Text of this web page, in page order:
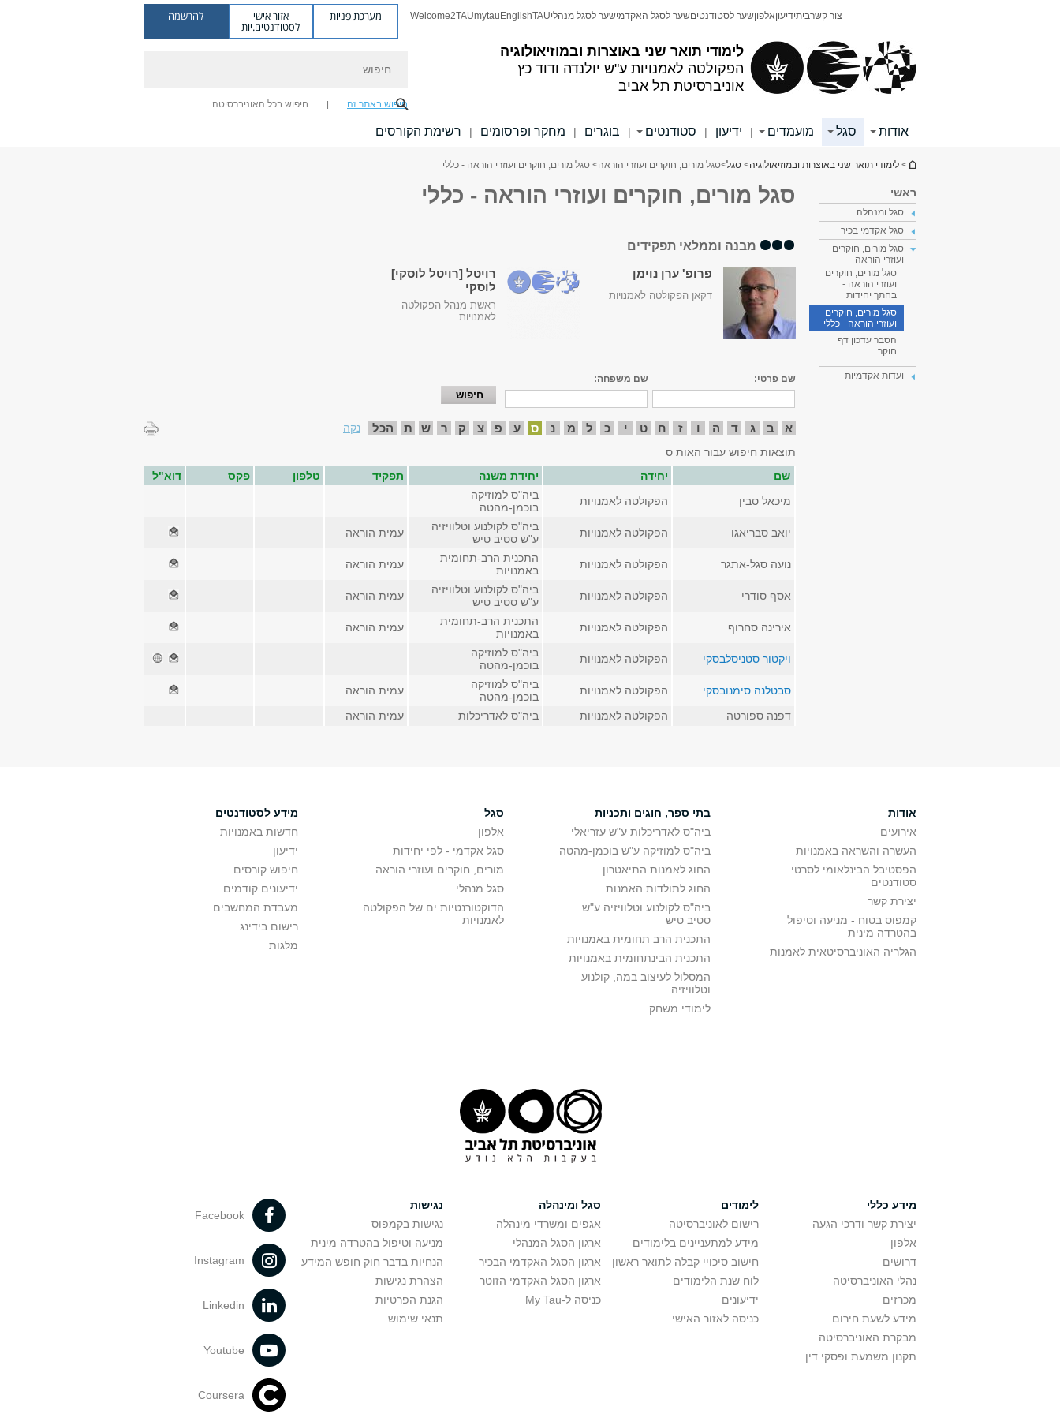
לימודי תואר שני באוצרות ובמוזיאולוגיה
הפקולטה לאמנויות ע"ש יולנדה ודוד כץ
אוניברסיטת תל אביב
צור קשרביתידיעוןאלפוןשער לסטודנטיםשער לסגל האקדמישער לסגל מנהליTAU
English
mytau
Welcome2TAU מערכת פניות אזור אישי
לסטודנטים.יות
להרשמה
חיפוש באתר זה חיפוש בכל האוניברסיטה
אודות סגל מועמדים | ידיעון | סטודנטים | בוגרים | מחקר ופרסומים | רשימת הקורסים
הינך נמצא כאן
> לימודי תואר שני באוצרות ובמוזיאולוגיה> סגל>סגל מורים, חוקרים ועוזרי הוראה> סגל מורים, חוקרים ועוזרי הוראה - כללי
ראשי
סגל ומנהלה
סגל אקדמי בכיר
סגל מורים, חוקרים
ועוזרי הוראה
סגל מורים, חוקרים
ועוזרי הוראה -
בחתך יחידות
סגל מורים, חוקרים
ועוזרי הוראה - כללי
הסבר עדכון דף
חוקר
ועדות אקדמיות
סגל מורים, חוקרים ועוזרי הוראה - כללי
מבנה וממלאי תפקידים
פרופ' ערן נוימן
דקאן הפקולטה לאמנויות
רויטל [רויטל לוסקי]
לוסקי
ראשת מנהל הפקולטה
לאמנויות
שם פרטי: שם משפחה:
א ב ג ד ה ו ז ח ט י כ ל מ נ ס ע פ צ ק ר ש ת הכל
נקה
תוצאות חיפוש עבור האות ס
שם
יחידה יחידת משנה תפקיד טלפון פקס
דוא"ל
מיכאל סבין
הפקולטה לאמנויות
ביה"ס למוזיקה
בוכמן-מהטה
יואב סבריאגו
הפקולטה לאמנויות
ביה"ס לקולנוע וטלוויזיה
ע"ש סטיב טיש
עמית הוראה
נועה סגל-אתגר הפקולטה לאמנויות
התכנית הרב-תחומית
באמנויות
עמית הוראה
אסף סודרי הפקולטה לאמנויות
ביה"ס לקולנוע וטלוויזיה
ע"ש סטיב טיש
עמית הוראה
אירינה סחרוף הפקולטה לאמנויות
התכנית הרב-תחומית
באמנויות
עמית הוראה
ויקטור סטניסלבסקי הפקולטה לאמנויות
ביה"ס למוזיקה
בוכמן-מהטה
סבטלנה סימנובסקי
הפקולטה לאמנויות
ביה"ס למוזיקה
בוכמן-מהטה
עמית הוראה
דפנה ספורטה
הפקולטה לאמנויות ביה"ס לאדריכלות עמית הוראה
אודות
אירועים
העשרה והשראה באמנויות
הפסטיבל הבינלאומי לסרטי
סטודנטים
יצירת קשר
קמפוס בטוח - מניעה וטיפול
בהטרדה מינית
הגלריה האוניברסיטאית לאמנות
בתי ספר, חוגים ותכניות
ביה"ס לאדריכלות ע"ש עזריאלי
ביה"ס למוזיקה ע"ש בוכמן-מהטה
החוג לאמנות התיאטרון
החוג לתולדות האמנות
ביה"ס לקולנוע וטלוויזיה ע"ש
סטיב טיש
התכנית הרב תחומית באמנויות
התכנית הבינתחומית באמנויות
המסלול לעיצוב במה, קולנוע
וטלוויזיה
לימודי משחק
סגל
אלפון
סגל אקדמי - לפי יחידות
מורים, חוקרים ועוזרי הוראה
סגל מנהלי
הדוקטורנטיות.ים של הפקולטה
לאמנויות
מידע לסטודנטים
חדשות באמנויות
ידיעון
חיפוש קורסים
ידיעונים קודמים
מעבדת המחשבים
רישום בידינג
מלגות
מידע כללי
יצירת קשר ודרכי הגעה
אלפון
דרושים
נהלי האוניברסיטה
מכרזים
מידע לשעת חירום
מבקרת האוניברסיטה
תקנון משמעת ופסקי דין
לימודים
רישום לאוניברסיטה
מידע למתעניינים בלימודים
חישוב סיכויי קבלה לתואר ראשון
לוח שנת הלימודים
ידיעונים
כניסה לאזור האישי
סגל ומינהלה
אגפים ומשרדי מינהלה
ארגון הסגל המנהלי
ארגון הסגל האקדמי הבכיר
ארגון הסגל האקדמי הזוטר
כניסה ל-My Tau
נגישות
נגישות בקמפוס
מניעה וטיפול בהטרדה מינית
הנחיות בדבר חוק חופש המידע
הצהרת נגישות
הגנת הפרטיות
תנאי שימוש
Facebook
Instagram
Linkedin
Youtube
Coursera